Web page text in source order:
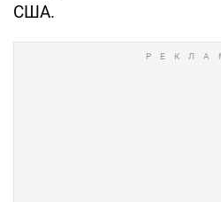
США.